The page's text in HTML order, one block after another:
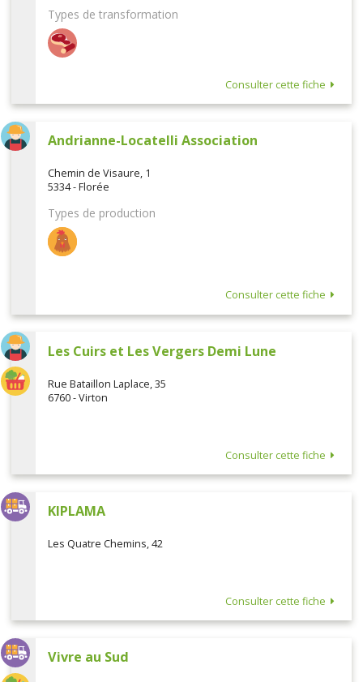
Types de transformation
Consulter cette fiche
Andrianne-Locatelli Association
Chemin de Visaure, 1
5334 - Florée
Types de production
Consulter cette fiche
Les Cuirs et Les Vergers Demi Lune
Rue Bataillon Laplace, 35
6760 - Virton
Consulter cette fiche
KIPLAMA
Les Quatre Chemins, 42
Consulter cette fiche
Vivre au Sud